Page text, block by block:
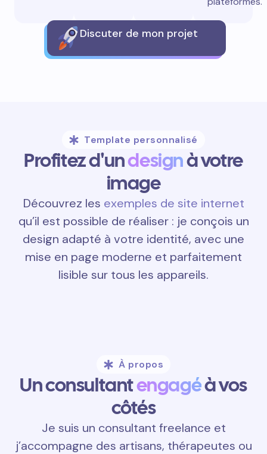
Discuter de mon projet
Template personnalisé
Profitez d'undesignà votre
image
Découvrez les exemples de site internet
qu’il est possible de réaliser : je conçois un
design adapté à votre identité, avec une
mise en page moderne et parfaitement
lisible sur tous les appareils.
À propos
Un consultantengagéà vos
côtés
Je suis un consultant freelance et
j’accompagne des artisans, thérapeutes ou